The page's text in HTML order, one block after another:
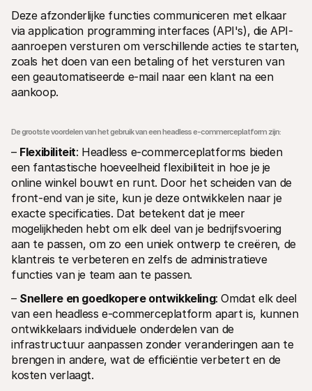
Deze afzonderlijke functies communiceren met elkaar
via application programming interfaces (API's), die API-
aanroepen versturen om verschillende acties te starten,
zoals het doen van een betaling of het versturen van
een geautomatiseerde e-mail naar een klant na een
aankoop.
De grootste voordelen van het gebruik van een headless e-commerceplatform zijn:
– Flexibiliteit: Headless e-commerceplatforms bieden
een fantastische hoeveelheid flexibiliteit in hoe je je
online winkel bouwt en runt. Door het scheiden van de
front-end van je site, kun je deze ontwikkelen naar je
exacte specificaties. Dat betekent dat je meer
mogelijkheden hebt om elk deel van je bedrijfsvoering
aan te passen, om zo een uniek ontwerp te creëren, de
klantreis te verbeteren en zelfs de administratieve
functies van je team aan te passen.
– Snellere en goedkopere ontwikkeling: Omdat elk deel
van een headless e-commerceplatform apart is, kunnen
ontwikkelaars individuele onderdelen van de
infrastructuur aanpassen zonder veranderingen aan te
brengen in andere, wat de efficiëntie verbetert en de
kosten verlaagt.